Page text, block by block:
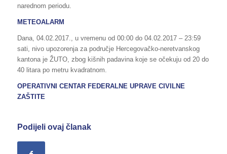
narednom periodu.
METEOALARM
Dana, 04.02.2017., u vremenu od 00:00 do 04.02.2017 – 23:59
sati, nivo upozorenja za područje Hercegovačko-neretvanskog
kantona je ŽUTO, zbog kišnih padavina koje se očekuju od 20 do
40 litara po metru kvadratnom.
OPERATIVNI CENTAR FEDERALNE UPRAVE CIVILNE
ZAŠTITE
Podijeli ovaj članak